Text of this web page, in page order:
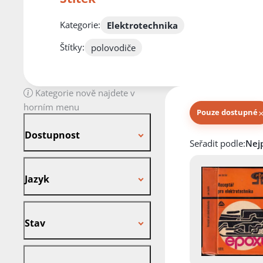
Kategorie:
Elektrotechnika
Štítky:
polovodiče
Kategorie nově najdete v
horním menu
Dostupnost
Jazyk
Stav
Pouze dostupné
Knihy autora
Seřadit podle: